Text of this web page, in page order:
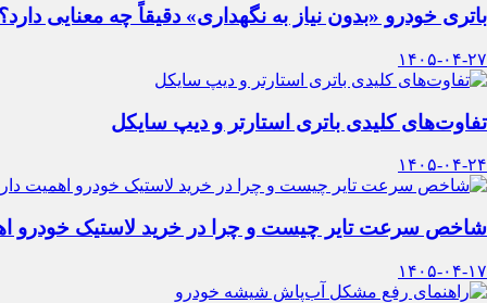
باتری خودرو «بدون نیاز به نگهداری» دقیقاً چه معنایی دارد؟
۱۴۰۵-۰۴-۲۷
تفاوت‌های کلیدی باتری استارتر و دیپ سایکل
۱۴۰۵-۰۴-۲۴
شاخص سرعت تایر چیست و چرا در خرید لاستیک خودرو
۱۴۰۵-۰۴-۱۷